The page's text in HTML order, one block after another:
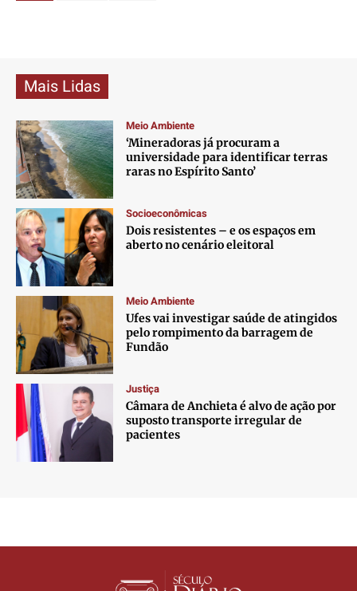
Mais Lidas
Meio Ambiente
‘Mineradoras já procuram a
universidade para identificar terras
raras no Espírito Santo’
Socioeconômicas
Dois resistentes – e os espaços em
aberto no cenário eleitoral
Meio Ambiente
Ufes vai investigar saúde de atingidos
pelo rompimento da barragem de
Fundão
Justiça
Câmara de Anchieta é alvo de ação por
suposto transporte irregular de
pacientes